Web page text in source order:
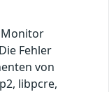
Monitor
Fehler
von
libpcre,